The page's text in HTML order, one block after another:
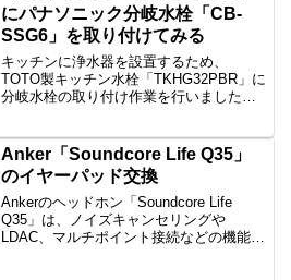
す。症状を確認した...
にパナソニック分岐水栓「CB-
SSG6」を取り付けてみる
キッチンに浄水器を設置するため、
TOTO製キッチン水栓「TKHG32PBR」に
分岐水栓の取り付け作業を行いました。
取り付けができないタイプ。浄水器の設
置には、分岐...
Anker「Soundcore Life Q35」
のイヤーパッド交換
Ankerのヘッドホン「Soundcore Life
Q35」は、ノイズキャンセリングや
LDAC、マルチポイント接続などの機能を